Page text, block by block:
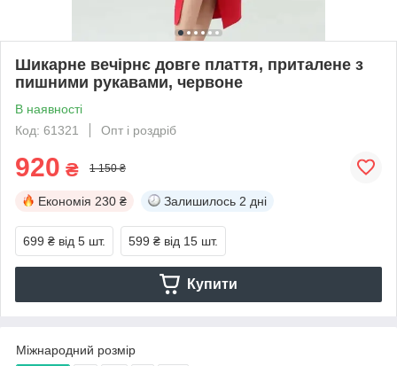
Шикарне вечірнє довге плаття, приталене з
пишними рукавами, червоне
В наявності
Код: 61321
Опт і роздріб
920 ₴ 1 150 ₴
Економія 230 ₴ Залишилось 2 дні
699 ₴ від 5 шт. 599 ₴ від 15 шт.
Купити
Міжнародний розмір